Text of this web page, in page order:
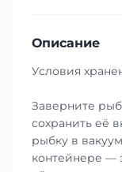
Описание
Условия
Заверните
сохранить её
рыбку в
контейнере —